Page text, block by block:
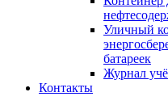
Уличный
батареек
Журнал
Контакты